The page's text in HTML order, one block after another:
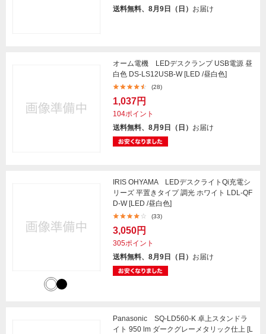
送料無料、8月9日（日） お届け
オーム電機 LEDデスクランプ USB電源 昼
白色 DS-LS12USB-W [LED /昼白色]
(28)
1,037円
104ポイント
送料無料、8月9日（日） お届け
IRIS OHYAMA LEDデスクライトQi充電シ
リーズ 平置きタイプ 調光 ホワイト LDL-QF
D-W [LED /昼白色]
(33)
3,050円
305ポイント
送料無料、8月9日（日） お届け
Panasonic SQ-LD560-K 卓上スタンドラ
イト 950 lm ダークグレーメタリック仕上 [L